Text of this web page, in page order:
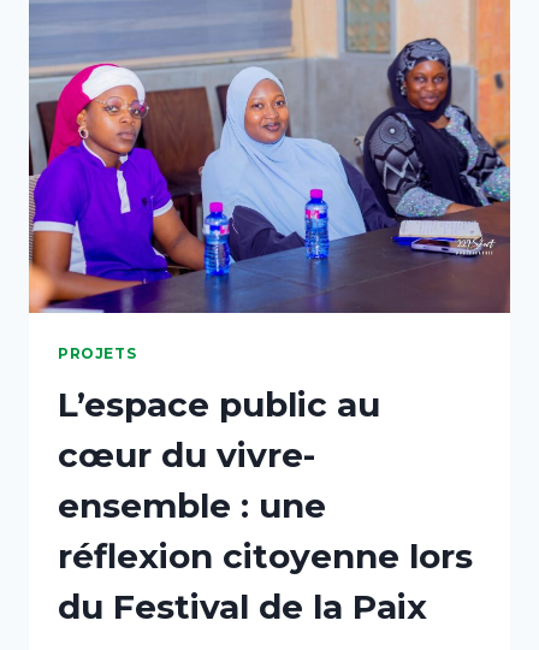
PROJETS
L’espace public au
cœur du vivre-
ensemble : une
réflexion citoyenne lors
du Festival de la Paix